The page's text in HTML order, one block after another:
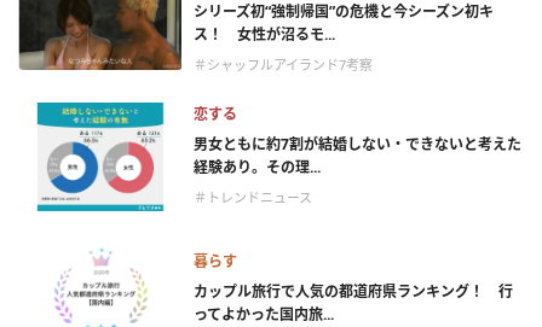
シリーズ初“強制帰国”の危機と今シーズン初キ
ス！ 女性が沼るモ...
＃シャッフルアイランド7考察
恋する
男女ともに約7割が結婚しない・できないと考えた
経験あり。その理...
＃トレンドニュース
暮らす
カップル旅行で人気の都道府県ランキング！ 行
ってよかった国内旅...